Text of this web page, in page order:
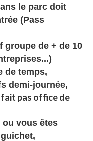
le parc doit
(Pass
groupe de + de 10
de temps,
demi-journée,
fait pas office de
ou vous êtes